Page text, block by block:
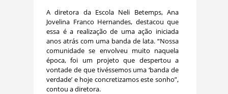
A diretora da Escola Neli Betemps, Ana
Jovelina Franco Hernandes, destacou que
essa é a realização de uma ação iniciada
anos atrás com uma banda de lata. “Nossa
comunidade se envolveu muito naquela
época, foi um projeto que despertou a
vontade de que tivéssemos uma ‘banda de
verdade’ e hoje concretizamos este sonho”,
contou a diretora.